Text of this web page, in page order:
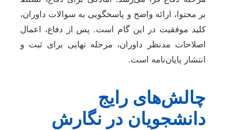
بر محتوا، ارائه واضح و پاسخگویی به سوالات داوران،
کلید موفقیت در این گام است. پس از دفاع، اعمال
اصلاحات مدنظر داوران، مرحله نهایی برای ثبت و
انتشار پایان‌نامه است.
چالش‌های رایج
دانشجویان در نگارش